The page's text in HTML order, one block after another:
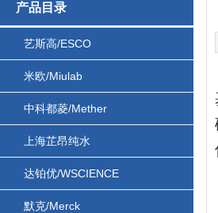
产品目录
艺斯高/ESCO
米欧/Miulab
中科都菱/Mether
上海芷昂纯水
达铂优/WSCIENCE
默克/Merck